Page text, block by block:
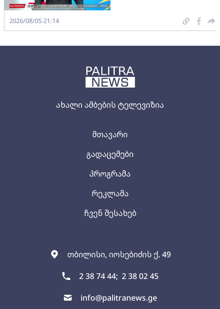
ახალი ამბების ტელევიზია
თბილისი, იოსებიძის ქ. 49
2 38 74 44; 2 38 02 45
info@palitranews.ge
მთავარი
გადაცემები
პროგრამა
რეკლამა
ჩვენ შესახებ
2026/08/05 21:14